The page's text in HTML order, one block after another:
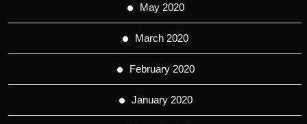
May 2020
March 2020
February 2020
January 2020